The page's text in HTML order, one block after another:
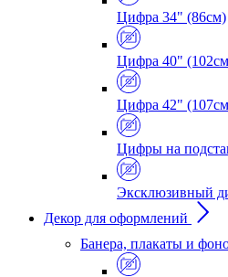
Цифра 34" (86см)
Цифра 40"
Цифра 42"
Цифры на
Эксклюзивный
Декор для оформлений
Банера, плакаты и